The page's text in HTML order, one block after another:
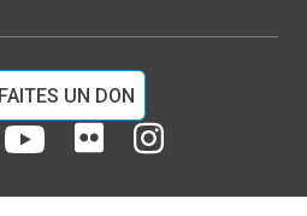
FAITES UN DON